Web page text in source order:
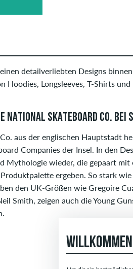
detailverliebten Designs
Longsleeves, T-Shirts
NATIONAL SKATEBOARD CO. BEI
aus der englischen Hauptstadt
Companies der Insel. In den
Mythologie wieder, die gepaart mit
ergeben. So stark
den UK-Größen wie Gregoire
Smith, zeigen auch die Young
WILLKOMMEN